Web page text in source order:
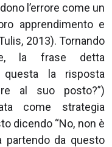
l’errore come un
apprendimento e
2013). Tornando
la frase detta
questa la risposta
al suo posto?”)
come strategia
dicendo “No, non è
partendo da questo